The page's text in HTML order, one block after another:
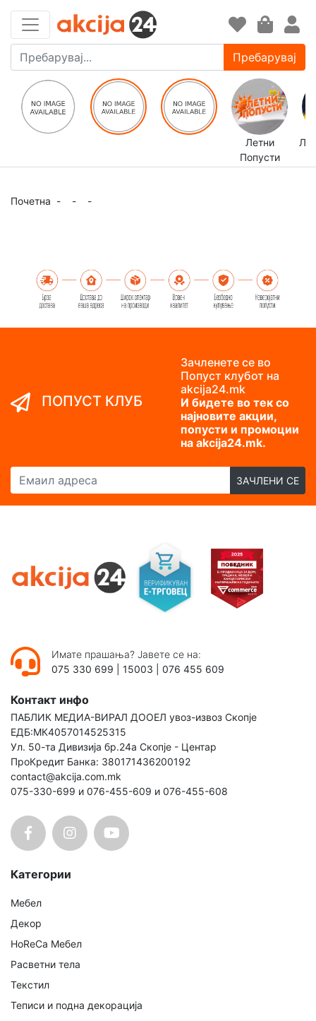
Пребарувај
Летни
Попусти
Почетна - - -
ПОПУСТ КЛУБ
Зачленете се во
Попуст клубот на
akcija24.mk
И бидете во тек со
најновите акции,
попусти и промоции
на akcija24.mk.
Емаил адреса
ЗАЧЛЕНИ СЕ
Имате прашања? Јавете се на:
075 330 699
15003 076 455 609
Контакт инфо
ПАБЛИК МЕДИА-ВИРАЛ ДООЕЛ увоз-извоз Скопје
ЕДБ:МК4057014525315
Ул. 50-та Дивизија бр.24а Скопје - Центар
ПроКредит Банка: 380171436200192
contact@akcija.com.mk
075-330-699 и 076-455-609 и 076-455-608
Категории
Мебел
Декор
HoReCa Мебел
Расветни тела
Текстил
Теписи и подна декорација